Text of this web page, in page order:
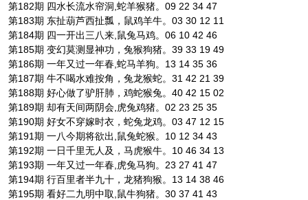
第182期 四水长流水帘洞,蛇羊猴猪。09 22 34 47
第183期 东扯葫芦西扯瓢，鼠鸡羊牛。03 30 12 11
第184期 四一开出三八来,鼠兔马鸡。06 10 42 46
第185期 变幻莫测显神功，兔猴狗猪。39 33 19 49
第186期 一年又过一年春,蛇马羊狗。13 14 35 36
第187期 牛不喝水难按角，兔龙猴蛇。31 42 21 39
第188期 好心做了驴肝肺，鸡蛇猴兔。40 42 15 02
第189期 却有天间两阴会,虎兔鸡猪。02 23 25 35
第190期 好女不穿嫁时衣，蛇兔龙鸡。03 47 12 15
第191期 一八今期将欲出,鼠兔蛇猴。10 12 34 43
第192期 一日千里无人及，马虎猴牛。10 46 34 13
第193期 一年又过一年春,虎兔马狗。23 27 41 47
第194期 行百里者半九十，龙猪狗猴。13 14 38 46
第195期 看好二九明中取,鼠牛狗猪。30 37 41 43